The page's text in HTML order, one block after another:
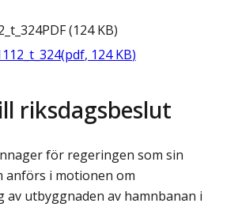
PDF(124 KB)
(pdf, 124 KB)
riksdagsbeslut
för regeringen som sin
anförs i motionen om
av utbyggnaden av hamnbanan i